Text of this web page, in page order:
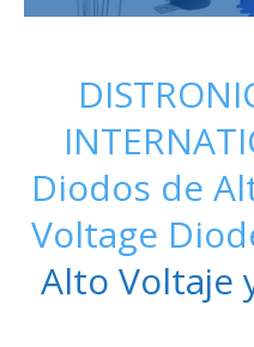
Diodos de
Voltage
Alto Voltaje